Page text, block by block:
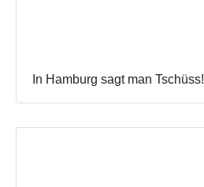
In Hamburg sagt man Tschüss!